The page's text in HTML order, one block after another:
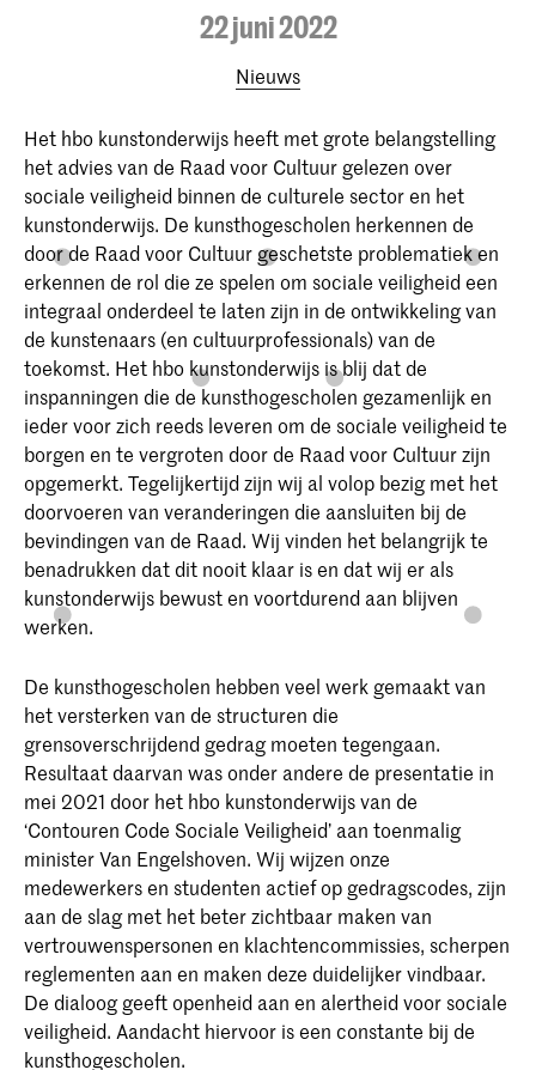
22 juni 2022
Nieuws
Het hbo kunstonderwijs heeft met grote belangstelling
het advies van de Raad voor Cultuur gelezen over
sociale veiligheid binnen de culturele sector en het
kunstonderwijs. De kunsthogescholen herkennen de
door de Raad voor Cultuur geschetste problematiek en
erkennen de rol die ze spelen om sociale veiligheid een
integraal onderdeel te laten zijn in de ontwikkeling van
de kunstenaars (en cultuurprofessionals) van de
toekomst. Het hbo kunstonderwijs is blij dat de
inspanningen die de kunsthogescholen gezamenlijk en
ieder voor zich reeds leveren om de sociale veiligheid te
borgen en te vergroten door de Raad voor Cultuur zijn
opgemerkt. Tegelijkertijd zijn wij al volop bezig met het
doorvoeren van veranderingen die aansluiten bij de
bevindingen van de Raad. Wij vinden het belangrijk te
benadrukken dat dit nooit klaar is en dat wij er als
kunstonderwijs bewust en voortdurend aan blijven
werken.
De kunsthogescholen hebben veel werk gemaakt van
het versterken van de structuren die
grensoverschrijdend gedrag moeten tegengaan.
Resultaat daarvan was onder andere de presentatie in
mei 2021 door het hbo kunstonderwijs van de
‘Contouren Code Sociale Veiligheid’ aan toenmalig
minister Van Engelshoven. Wij wijzen onze
medewerkers en studenten actief op gedragscodes, zijn
aan de slag met het beter zichtbaar maken van
vertrouwenspersonen en klachtencommissies, scherpen
reglementen aan en maken deze duidelijker vindbaar.
De dialoog geeft openheid aan en alertheid voor sociale
veiligheid. Aandacht hiervoor is een constante bij de
kunsthogescholen.